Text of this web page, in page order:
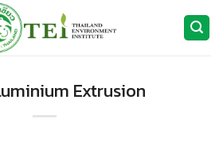
Extrusion